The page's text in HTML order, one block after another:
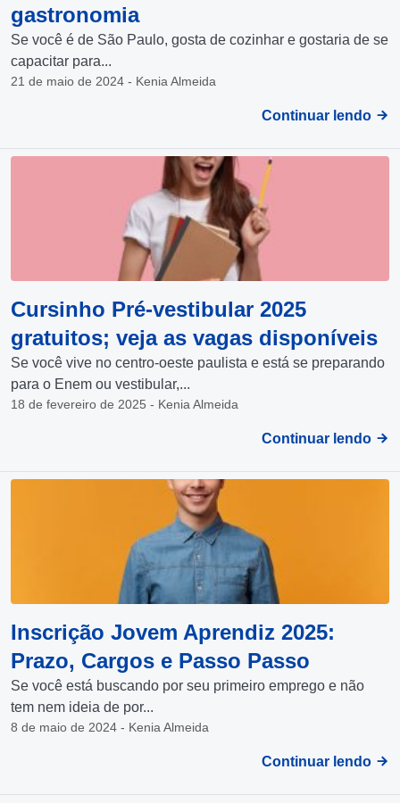
gastronomia
Se você é de São Paulo, gosta de cozinhar e gostaria de se
capacitar para...
21 de maio de 2024 - Kenia Almeida
Continuar lendo
Cursinho Pré-vestibular 2025
gratuitos; veja as vagas disponíveis
Se você vive no centro-oeste paulista e está se preparando
para o Enem ou vestibular,...
18 de fevereiro de 2025 - Kenia Almeida
Continuar lendo
Inscrição Jovem Aprendiz 2025:
Prazo, Cargos e Passo Passo
Se você está buscando por seu primeiro emprego e não
tem nem ideia de por...
8 de maio de 2024 - Kenia Almeida
Continuar lendo